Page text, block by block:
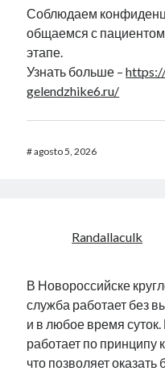
Соблюдаем
общаемся с
этапе.
Узнать больше –
gelendzhike6.ru/
#agosto 5, 2026
Randallaculk
В Новороссийске
служба работает без
и в любое время
работает по принципу
что позволяет